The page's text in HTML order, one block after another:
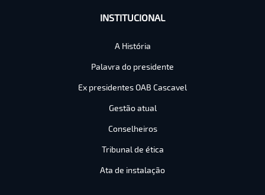
INSTITUCIONAL
A História
Palavra do presidente
Ex presidentes OAB Cascavel
Gestão atual
Conselheiros
Tribunal de ética
Ata de instalação